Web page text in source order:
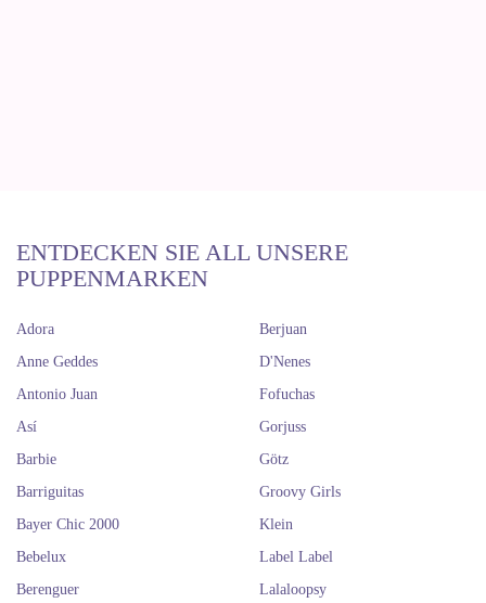
ENTDECKEN SIE ALL UNSERE
PUPPENMARKEN
Adora
Anne Geddes
Antonio Juan
Así
Barbie
Barriguitas
Bayer Chic 2000
Bebelux
Berenguer
Berjuan
D'Nenes
Fofuchas
Gorjuss
Götz
Groovy Girls
Klein
Label Label
Lalaloopsy